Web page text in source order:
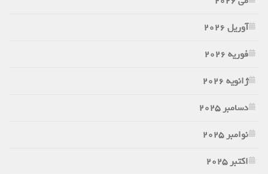
آوریل 2026
فوریه 2026
ژانویه 2026
دسامبر 2025
نوامبر 2025
اکتبر 2025